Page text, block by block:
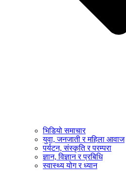
भिडियो समाचार
युवा, जनजाती र महिला आवाज
पर्यटन, संस्कृति र परम्परा
ज्ञान, विज्ञान र प्रबिधि
स्वास्थ्य योग र ध्यान